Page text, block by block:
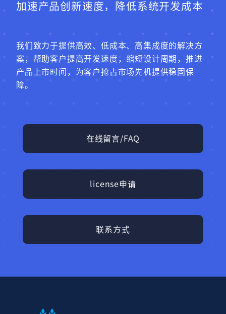
加速产品创新速度，降低系统开发成本
我们致力于提供高效、低成本、高集成度的解决方
案，帮助客户提高开发速度，缩短设计周期，推进
产品上市时间，为客户抢占市场先机提供稳固保
障。
在线留言/FAQ
license申请
联系方式